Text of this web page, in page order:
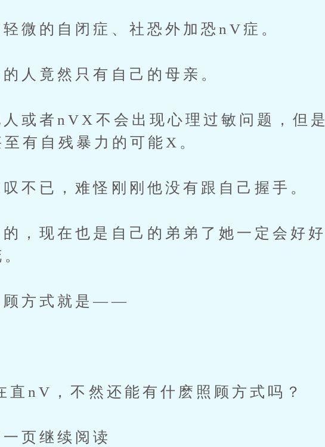
的自闭症、社恐外加恐nV症。
竟然只有自己的母亲。
者nVX不会出现心理过敏问题，但是
有自残暴力的可能X。
已，难怪刚刚他没有跟自己握手。
现在也是自己的弟弟了她一定会好好
方式就是——
，不然还能有什麽照顾方式吗？
继续阅读